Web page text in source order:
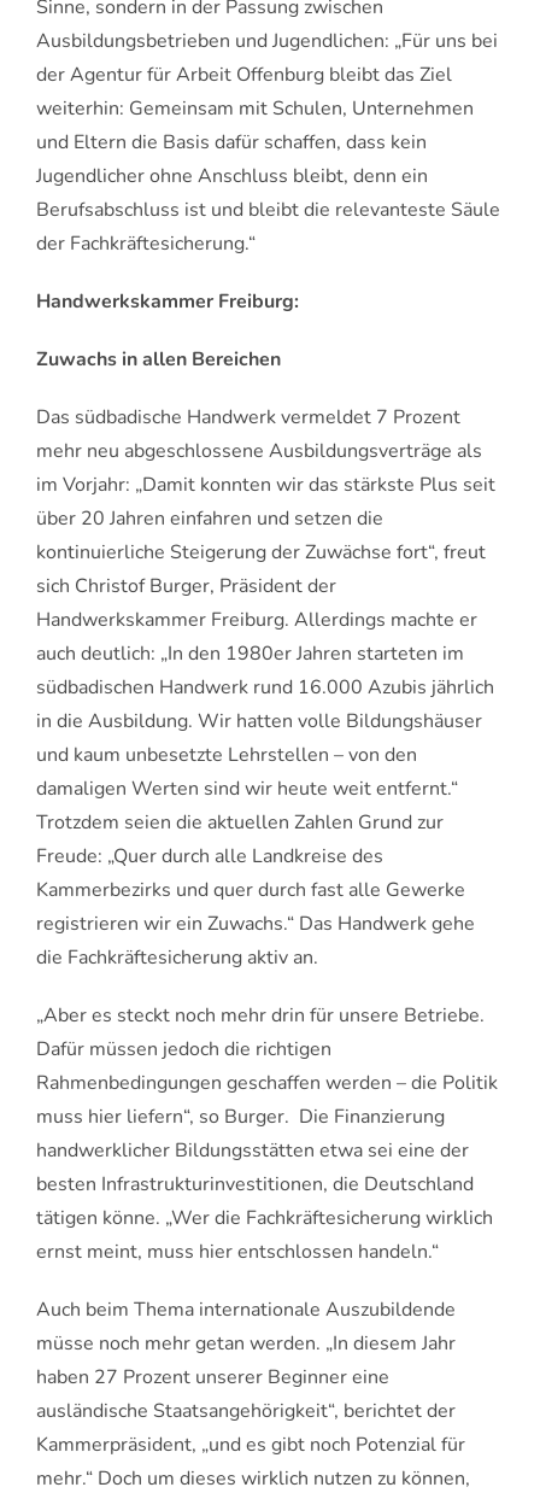
Sinne, sondern in der Passung zwischen
Ausbildungsbetrieben und Jugendlichen: „Für uns bei
der Agentur für Arbeit Offenburg bleibt das Ziel
weiterhin: Gemeinsam mit Schulen, Unternehmen
und Eltern die Basis dafür schaffen, dass kein
Jugendlicher ohne Anschluss bleibt, denn ein
Berufsabschluss ist und bleibt die relevanteste Säule
der Fachkräftesicherung.“
Handwerkskammer Freiburg:
Zuwachs in allen Bereichen
Das südbadische Handwerk vermeldet 7 Prozent
mehr neu abgeschlossene Ausbildungsverträge als
im Vorjahr: „Damit konnten wir das stärkste Plus seit
über 20 Jahren einfahren und setzen die
kontinuierliche Steigerung der Zuwächse fort“, freut
sich Christof Burger, Präsident der
Handwerkskammer Freiburg. Allerdings machte er
auch deutlich: „In den 1980er Jahren starteten im
südbadischen Handwerk rund 16.000 Azubis jährlich
in die Ausbildung. Wir hatten volle Bildungshäuser
und kaum unbesetzte Lehrstellen – von den
damaligen Werten sind wir heute weit entfernt.“
Trotzdem seien die aktuellen Zahlen Grund zur
Freude: „Quer durch alle Landkreise des
Kammerbezirks und quer durch fast alle Gewerke
registrieren wir ein Zuwachs.“ Das Handwerk gehe
die Fachkräftesicherung aktiv an.
„Aber es steckt noch mehr drin für unsere Betriebe.
Dafür müssen jedoch die richtigen
Rahmenbedingungen geschaffen werden – die Politik
muss hier liefern“, so Burger. Die Finanzierung
handwerklicher Bildungsstätten etwa sei eine der
besten Infrastrukturinvestitionen, die Deutschland
tätigen könne. „Wer die Fachkräftesicherung wirklich
ernst meint, muss hier entschlossen handeln.“
Auch beim Thema internationale Auszubildende
müsse noch mehr getan werden. „In diesem Jahr
haben 27 Prozent unserer Beginner eine
ausländische Staatsangehörigkeit“, berichtet der
Kammerpräsident, „und es gibt noch Potenzial für
mehr.“ Doch um dieses wirklich nutzen zu können,